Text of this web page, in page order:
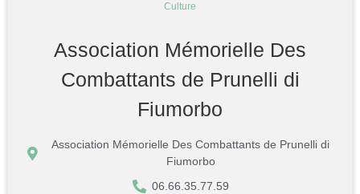
Culture
Association Mémorielle Des
Combattants de Prunelli di
Fiumorbo
Association Mémorielle Des Combattants de Prunelli di
Fiumorbo
06.66.35.77.59